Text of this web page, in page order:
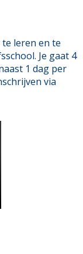
leren en te
Je gaat 4
1 dag per
via